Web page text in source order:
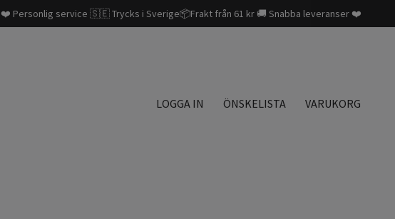
❤️ Personlig service 🇸🇪 Trycks i Sverige📦Frakt från 61 kr 🚚 Snabba leveranser ❤️
LOGGA IN ÖNSKELISTA VARUKORG